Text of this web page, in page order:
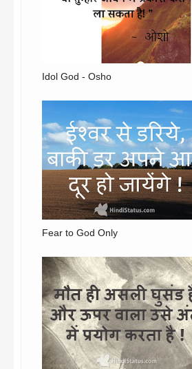
Idol God - Osho
Fear to God Only